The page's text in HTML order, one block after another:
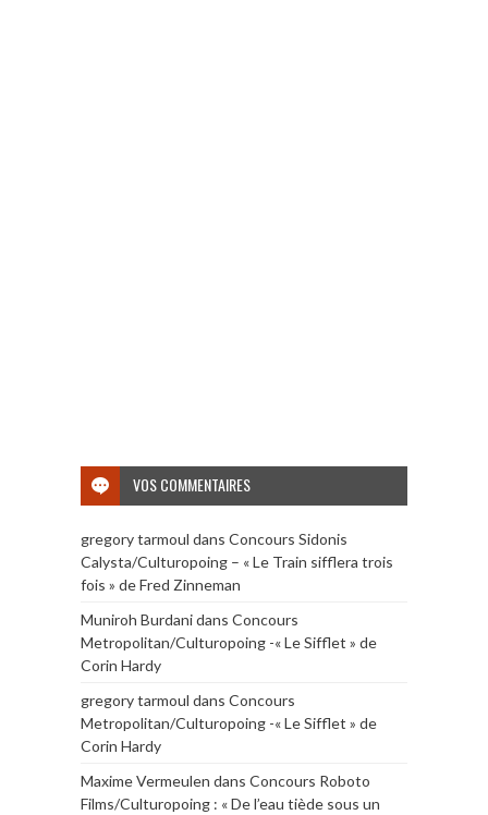
VOS COMMENTAIRES
gregory tarmoul dans Concours Sidonis
Calysta/Culturopoing – « Le Train sifflera trois
fois » de Fred Zinneman
Muniroh Burdanidans Concours
Metropolitan/Culturopoing -« Le Sifflet » de
Corin Hardy
gregory tarmoul dans Concours
Metropolitan/Culturopoing -« Le Sifflet » de
Corin Hardy
Maxime Vermeulen dans Concours Roboto
Films/Culturopoing : « De l’eau tiède sous un